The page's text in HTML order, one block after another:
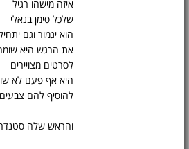
איזה מישהו רגיל
שלכל סימן בנאלי
הוא יגמור וגם
את הרגש היא
לסרטים מצויירים
היא אף פעם לא
להוסיף להם צבעים
והראש שלה